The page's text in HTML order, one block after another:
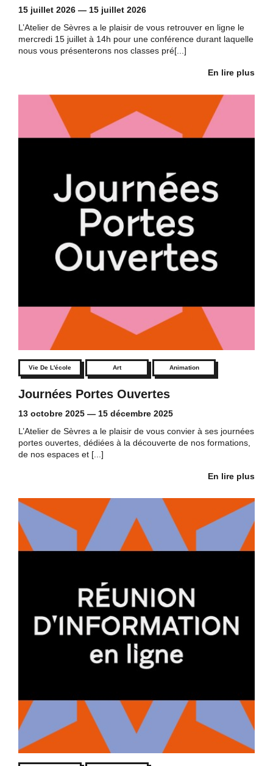
15 juillet 2026 — 15 juillet 2026
L’Atelier de Sèvres a le plaisir de vous retrouver en ligne le
mercredi 15 juillet à 14h pour une conférence durant laquelle
nous vous présenterons nos classes pré[...]
En lire plus
Vie De L'école Art Animation
Journées Portes Ouvertes
13 octobre 2025 — 15 décembre 2025
L’Atelier de Sèvres a le plaisir de vous convier à ses journées
portes ouvertes, dédiées à la découverte de nos formations,
de nos espaces et [...]
En lire plus